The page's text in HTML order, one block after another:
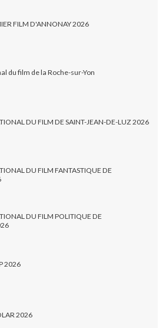
FILM D'ANNONAY 2026
du film de la Roche-sur-Yon
DU FILM DE SAINT-JEAN-DE-LUZ 2026
DU FILM FANTASTIQUE DE
DU FILM POLITIQUE DE
2026
2026